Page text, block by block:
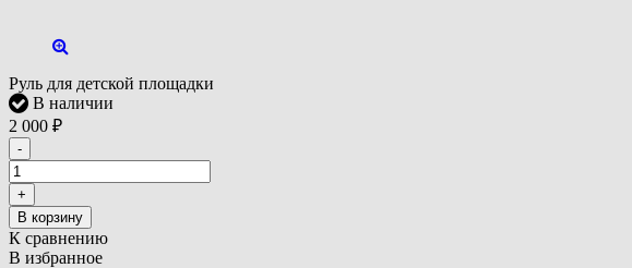
Руль для детской площадки
В наличии
2 000 ₽
-
+
В корзину
К сравнению
В избранное